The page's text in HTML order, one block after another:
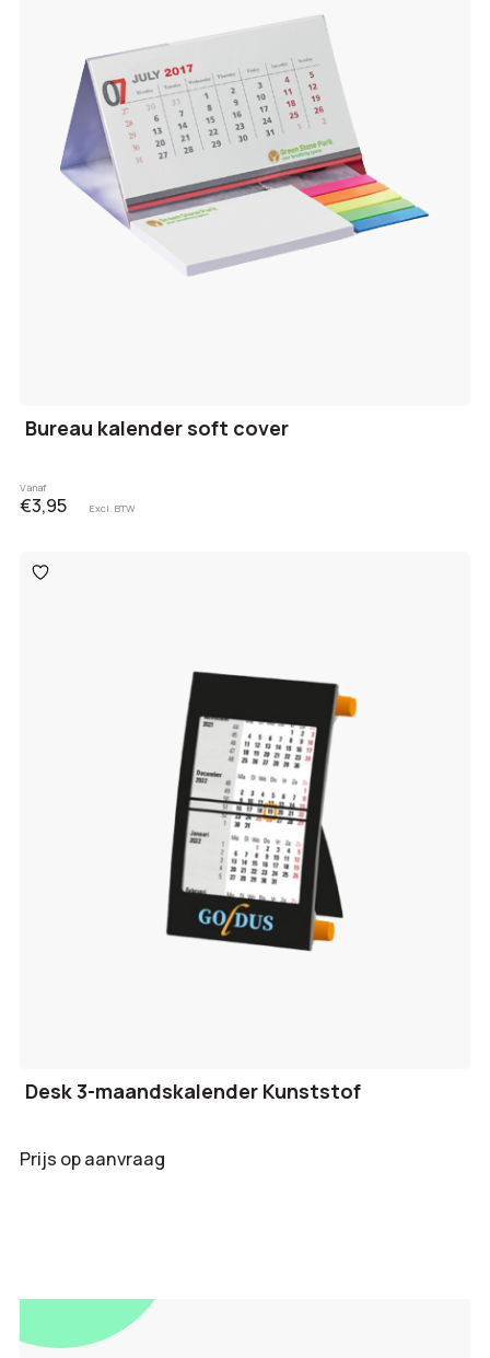
Bureau kalender soft cover
Vanaf
€3,95 Excl. BTW
Toevoegen
aan
Desk 3-maandskalender Kunststof
Prijs op aanvraag